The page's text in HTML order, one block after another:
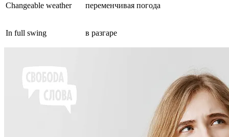
Changeable weather переменчивая погода
In full swing в разгаре